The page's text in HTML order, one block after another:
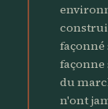
façonné
du
n'ont